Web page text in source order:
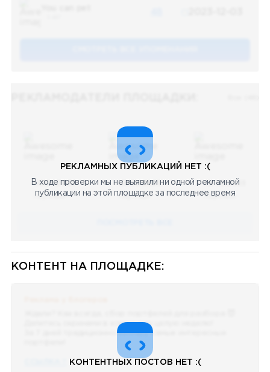
08.05.2023
Научный
08.05.2023
Научный
08.05.2023
Научный
РЕКЛАМНЫХ ПУБЛИКАЦИЙ НЕТ :(
В ходе проверки мы не выявили ни одной рекламной
публикации на этой площадке за последнее время
КОНТЕНТ НА ПЛОЩАДКЕ:
Делитесь скринами в комментах целую неделю!
За 7 дней традиционно выберу самые интересные
КОНТЕНТНЫХ ПОСТОВ НЕТ :(